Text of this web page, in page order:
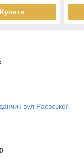
Купити
вул Раєвської